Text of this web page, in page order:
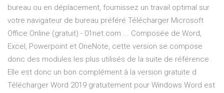
bureau ou en déplacement, fournissez un travail optimal sur
votre navigateur de bureau préféré Télécharger Microsoft
Office Online (gratuit) - 01net.com ... Composée de Word,
Excel, Powerpoint et OneNote, cette version se compose
donc des modules les plus utilisés de la suite de référence.
Elle est donc un bon complément à la version gratuite d
Télécharger Word 2019 gratuitement pour Windows Word est